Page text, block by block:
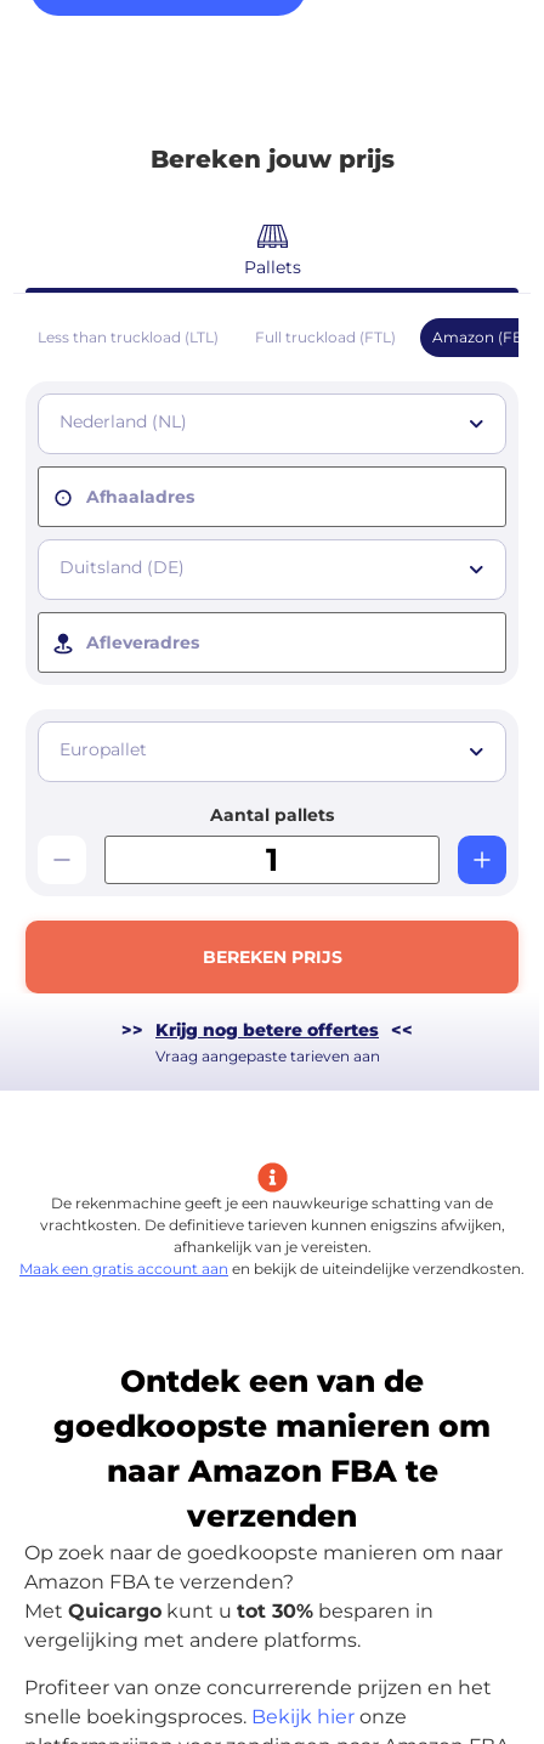
Bereken jouw prijs
Pallets
Less than truckload (LTL) Full truckload (FTL) Amazon (FBA)
Nederland (NL)
Afhaaladres
Duitsland (DE)
Afleveradres
Europallet
Aantal pallets
BEREKEN PRIJS
>> Krijg nog betere offertes <<
Vraag aangepaste tarieven aan
De rekenmachine geeft je een nauwkeurige schatting van de
vrachtkosten. De definitieve tarieven kunnen enigszins afwijken,
afhankelijk van je vereisten.
Maak een gratis account aan en bekijk de uiteindelijke verzendkosten.
Ontdek een van de
goedkoopste manieren om
naar Amazon FBA te
verzenden
Op zoek naar de goedkoopste manieren om naar
Amazon FBA te verzenden?
Met Quicargo kunt u tot 30% besparen in
vergelijking met andere platforms.
Profiteer van onze concurrerende prijzen en het
snelle boekingsproces. Bekijk hier onze